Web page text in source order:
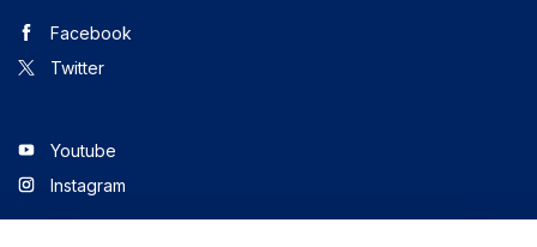
Facebook
Twitter
Youtube
Instagram